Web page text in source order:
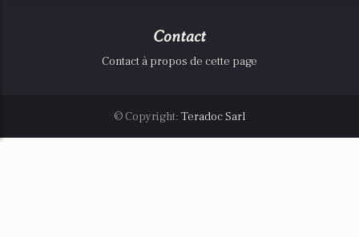
Contact
Contact à propos de cette page
© Copyright: Teradoc Sarl